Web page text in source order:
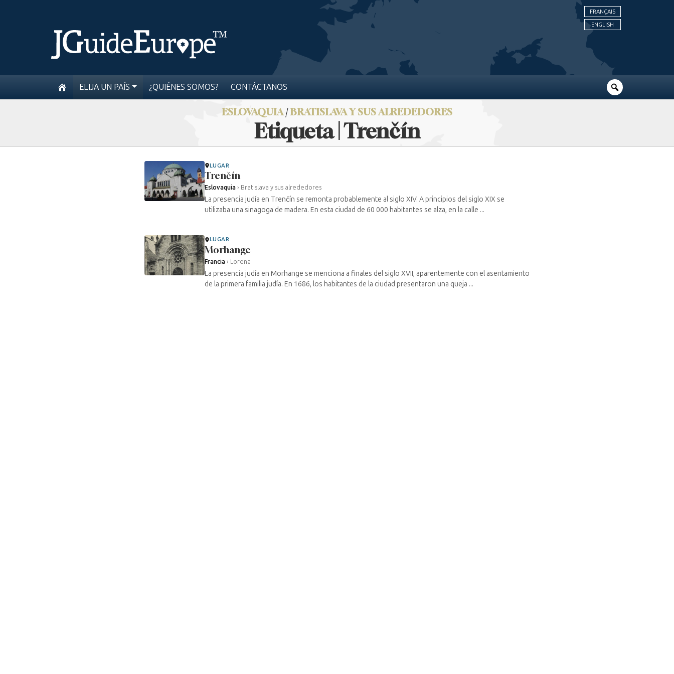
FRANÇAIS
ENGLISH
ELIJA UN PAÍS ¿QUIÉNES SOMOS? CONTÁCTANOS
ESLOVAQUIA/BRATISLAVA Y SUS ALREDEDORES
Etiqueta | Trenčín
LUGAR
Trenčín
Eslovaquia › Bratislava y sus alrededores
La presencia judía en Trenčín se remonta probablemente al siglo XIV. A principios del siglo XIX se
utilizaba una sinagoga de madera. En esta ciudad de 60 000 habitantes se alza, en la calle ...
LUGAR
Morhange
Francia › Lorena
La presencia judía en Morhange se menciona a finales del siglo XVII, aparentemente con el asentamiento
de la primera familia judía. En 1686, los habitantes de la ciudad presentaron una queja ...